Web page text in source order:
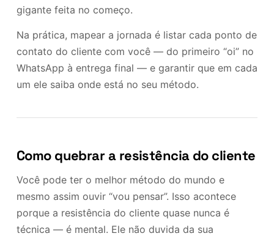
gigante feita no começo.
Na prática, mapear a jornada é listar cada ponto de
contato do cliente com você — do primeiro “oi” no
WhatsApp à entrega final — e garantir que em cada
um ele saiba onde está no seu método.
Como quebrar a resistência do cliente
Você pode ter o melhor método do mundo e
mesmo assim ouvir “vou pensar”. Isso acontece
porque a resistência do cliente quase nunca é
técnica — é mental. Ele não duvida da sua